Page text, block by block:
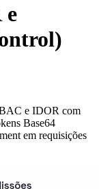
e
e IDOR com
Base64
em requisições